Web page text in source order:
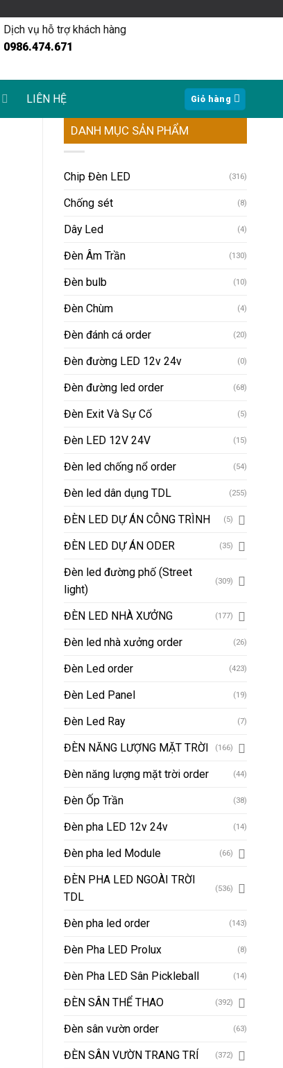
Dịch vụ hỗ trợ khách hàng
0986.474.671
LIÊN HỆ Giỏ hàng
DANH MỤC SẢN PHẨM
Chip Đèn LED (316)
Chống sét (8)
Dây Led (4)
Đèn Âm Trần (130)
Đèn bulb (10)
Đèn Chùm (4)
Đèn đánh cá order (20)
Đèn đường LED 12v 24v (0)
Đèn đường led order (68)
Đèn Exit Và Sự Cố (5)
Đèn LED 12V 24V (15)
Đèn led chống nổ order (54)
Đèn led dân dụng TDL (255)
ĐÈN LED DỰ ÁN CÔNG TRÌNH (5)
ĐÈN LED DỰ ÁN ODER (35)
Đèn led đường phố (Street
light)
(309)
ĐÈN LED NHÀ XƯỞNG (177)
Đèn led nhà xưởng order (26)
Đèn Led order (423)
Đèn Led Panel (19)
Đèn Led Ray (7)
ĐÈN NĂNG LƯỢNG MẶT TRỜI (166)
Đèn năng lượng mặt trời order (44)
Đèn Ốp Trần (38)
Đèn pha LED 12v 24v (14)
Đèn pha led Module (66)
ĐÈN PHA LED NGOÀI TRỜI
TDL
(536)
Đèn pha led order (143)
Đèn Pha LED Prolux (8)
Đèn Pha LED Sân Pickleball (14)
ĐÈN SÂN THỂ THAO (392)
Đèn sân vườn order (63)
ĐÈN SÂN VƯỜN TRANG TRÍ (372)